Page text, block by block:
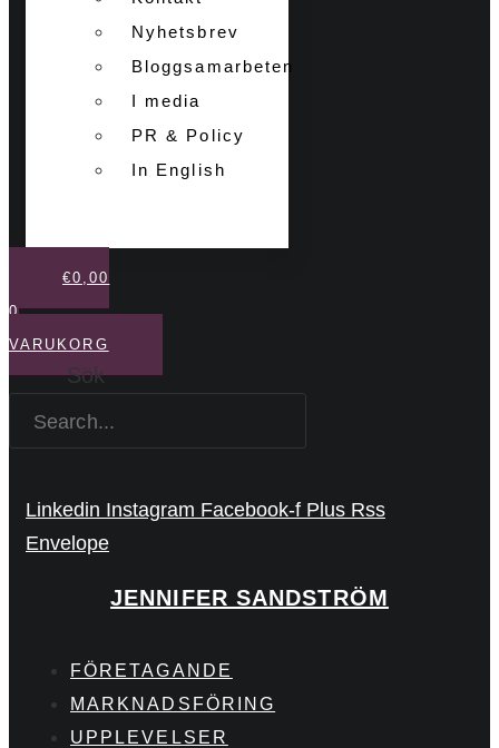
Nyhetsbrev
Bloggsamarbeten
I media
PR & Policy
In English
€0,00
0
VARUKORG
Sök
Linkedin Instagram Facebook-f Plus Rss
Envelope
JENNIFER SANDSTRÖM
FÖRETAGANDE
MARKNADSFÖRING
UPPLEVELSER